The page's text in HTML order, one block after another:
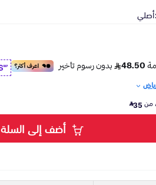
أصلي
من35
أضف إلى السلة